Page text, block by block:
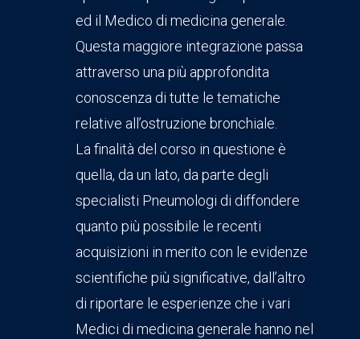
ed il Medico di medicina generale.
Questa maggiore integrazione passa
attraverso una più approfondita
conoscenza di tutte le tematiche
relative all’ostruzione bronchiale.
La finalità del corso in questione è
quella, da un lato, da parte degli
specialisti Pneumologi di diffondere
quanto più possibile le recenti
acquisizioni in merito con le evidenze
scientifiche più significative, dall’altro
di riportare le esperienze che i vari
Medici di medicina generale hanno nel